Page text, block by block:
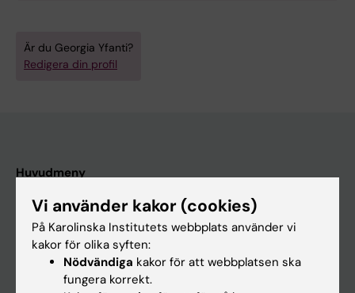
Är du Georgia Yfanti?
Redigera din profil
Huvudmeny
Utbildning
Forskarutbildning
Forskning
Vi använder kakor (cookies)
På Karolinska Institutets webbplats använder vi
kakor för olika syften:
Nödvändiga kakor för att webbplatsen ska
fungera korrekt.